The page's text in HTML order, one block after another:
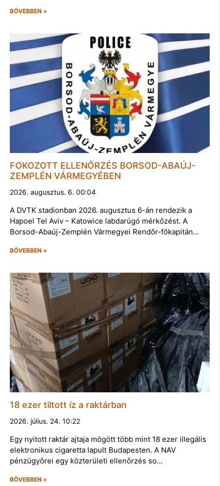
BŐVEBBEN »
FOKOZOTT ELLENŐRZÉS BORSOD-ABAÚJ-
ZEMPLÉN VÁRMEGYÉBEN
2026. augusztus. 6. 00:04
A DVTK stadionban 2026. augusztus 6-án rendezik a
Hapoel Tel Aviv – Katowice labdarúgó mérkőzést. A
Borsod-Abaúj-Zemplén Vármegyei Rendőr-főkapitán…
BŐVEBBEN »
18 ezer tiltott íz a raktárban
2026. július. 24. 10:22
Egy nyitott raktár ajtaja mögött több mint 18 ezer illegális
elektronikus cigaretta lapult Budapesten. A NAV
pénzügyőrei egy közterületi ellenőrzés so…
BŐVEBBEN »